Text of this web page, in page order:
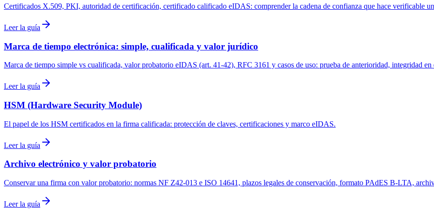
Certificados X.509, PKI, autoridad de certificación, certificado calificado eIDAS: comprender la cadena de confianza que hace verificable
Leer la guía
Marca de tiempo electrónica: simple, cualificada y valor jurídico
Marca de tiempo simple vs cualificada, valor probatorio eIDAS (art. 41-42), RFC 3161 y casos de uso: prueba de anterioridad, integridad
Leer la guía
HSM (Hardware Security Module)
El papel de los HSM certificados en la firma calificada: protección de claves, certificaciones y marco eIDAS.
Leer la guía
Archivo electrónico y valor probatorio
Conservar una firma con valor probatorio: normas NF Z42-013 e ISO 14641, plazos legales de conservación, formato PAdES B-LTA,
Leer la guía